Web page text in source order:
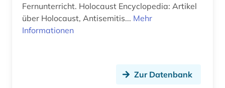
Fernunterricht. Holocaust Encyclopedia: Artikel
über Holocaust, Antisemitis... Mehr
Informationen
Zur Datenbank